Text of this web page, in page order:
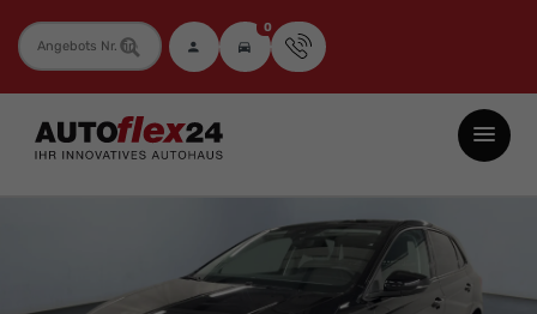
Fahrzeugnummer 0
Autoflex24
GmbH
Jahreswagen